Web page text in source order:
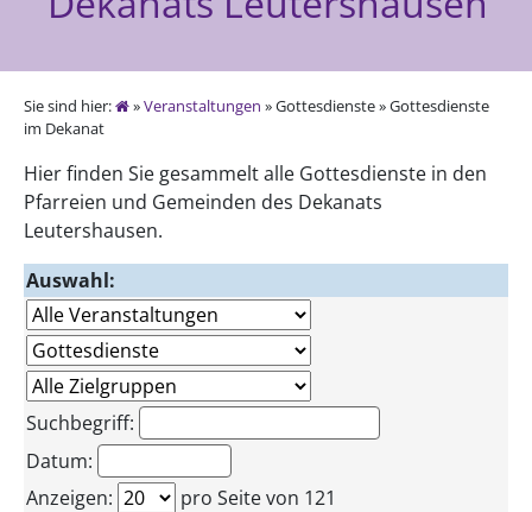
Sie sind hier: »Veranstaltungen » Gottesdienste » Gottesdienste
im Dekanat
Hier finden Sie gesammelt alle Gottesdienste in den
Pfarreien und Gemeinden des Dekanats
Leutershausen.
Auswahl:
Suchbegriff:
Datum:
Anzeigen:
pro Seite von 121